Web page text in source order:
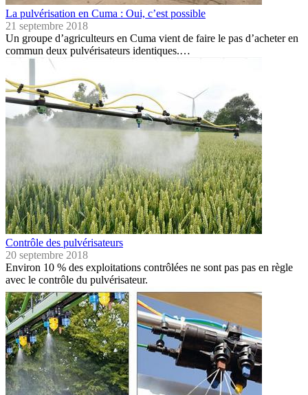
La pulvérisation en Cuma : Oui, c’est possible
21 septembre 2018
Un groupe d’agriculteurs en Cuma vient de faire le pas d’acheter en
commun deux pulvérisateurs identiques.…
Contrôle des pulvérisateurs
20 septembre 2018
Environ 10 % des exploitations contrôlées ne sont pas pas en règle
avec le contrôle du pulvérisateur.